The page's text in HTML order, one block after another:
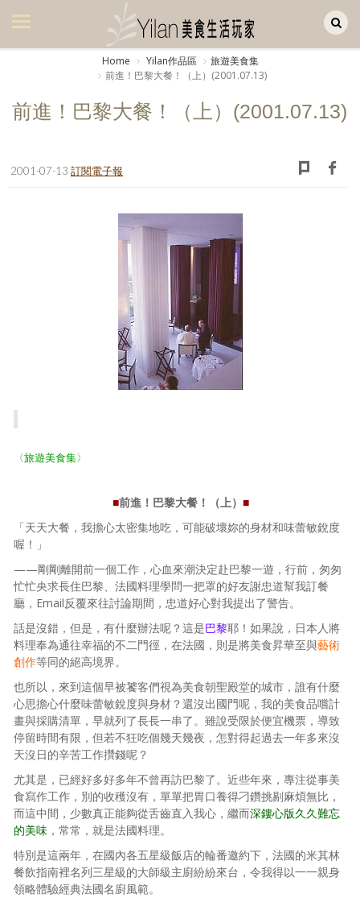
美食集
廚房集
旅遊美食集
個人著作
活動實況記錄
媒體報導一覽
合作與代言
Home Yilan作品區
旅遊美食集
前進！巴黎大餐！（上）(2001.07.13)
前進！巴黎大餐！（上）(2001.07.13)
2001-07-13 訂閱電子報
〈旅遊美食集〉
■前進！巴黎大餐！（上） ■
「天天大餐，我擔心太密集地吃，可能破壞妳的身材和味蕾敏銳度
喔！」
——剛剛離開前一個工作，心血來潮決定赴巴黎一遊，行前，匆匆
忙忙央求長住巴黎、法國料理學問一把罩的好友謝忠道幫我訂餐
廳，Email反覆來往討論期間，忠道好心對我提出了警告。
話是沒錯，但是，有什麼辦法呢？這是巴黎耶！如果說，日本人將
料理奉為通往幸福的不二門徑，在法國，則是將美食昇華至與藝術
創作等同的絕高境界。
也所以，來到這個早被饕客們視為美食朝聖殿堂的城市，誰有什麼
心思擔心什麼味蕾敏銳度與身材？還沒出國門呢，我的美食品嚐計
畫與採購清單，早就列了長長一串了。雖說受限於便宜機票，導致
停留時間有限，但若不狂吃個幾天幾夜，怎對得起過去一年多來沒
天沒日的辛苦工作攢錢呢？
尤其是，已經好多好多年不曾再訪巴黎了。近些年來，專注從事美
食寫作工作，別的收穫沒有，單單把胃口養得刁鑽挑剔麻煩無比，
而這中間，少數真正能夠從舌齒直入我心，繼而深鏤心版久久難忘
的美味 ，常常，就是法國料理。
特別是這兩年，在國內各五星級飯店的輪番邀約下，法國的米其林
餐飲指南裡名列三星級的大師級主廚紛紛來台，令我得以一一親身
領略體驗經典法國名廚風範。